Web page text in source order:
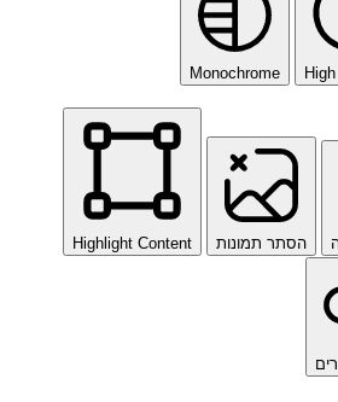
Monochrome
הסתר תמונות Highlight Content